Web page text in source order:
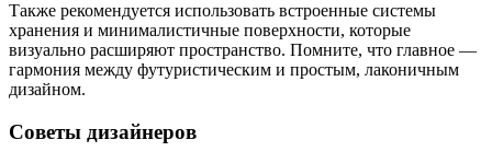
Также рекомендуется использовать встроенные системы
хранения и минималистичные поверхности, которые
визуально расширяют пространство. Помните, что главное —
гармония между футуристическим и простым, лаконичным
дизайном.
Советы дизайнеров